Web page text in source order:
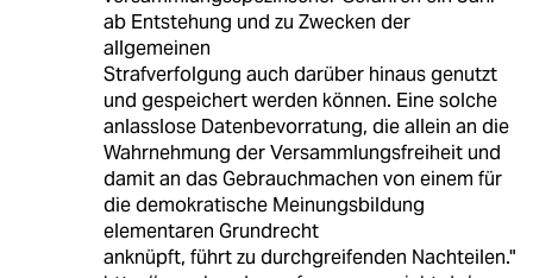
ab Entstehung und zu Zwecken der
allgemeinen
Strafverfolgung auch darüber hinaus genutzt
und gespeichert werden können. Eine solche
anlasslose Datenbevorratung, die allein an die
Wahrnehmung der Versammlungsfreiheit und
damit an das Gebrauchmachen von einem für
die demokratische Meinungsbildung
elementaren Grundrecht
anknüpft, führt zu durchgreifenden Nachteilen."